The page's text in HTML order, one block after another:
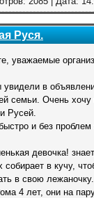
Руся.
уважаемые
в
семьи. Очень хочу
Русей.
и без
девочка!
в кучу,
в свою
4 лет, они на